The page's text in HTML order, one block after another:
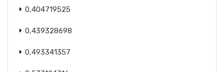
0,404719525
0,439328698
0,493341357